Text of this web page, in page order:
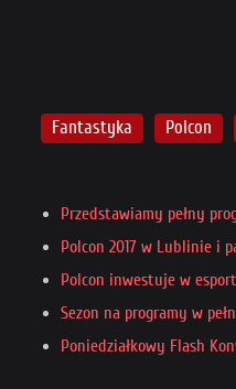
Fantastyka Polcon
Przedstawiamy pełny
Polcon 2017 w Lublinie i
Polcon inwestuje w
Sezon na programy w
Poniedziałkowy Flash